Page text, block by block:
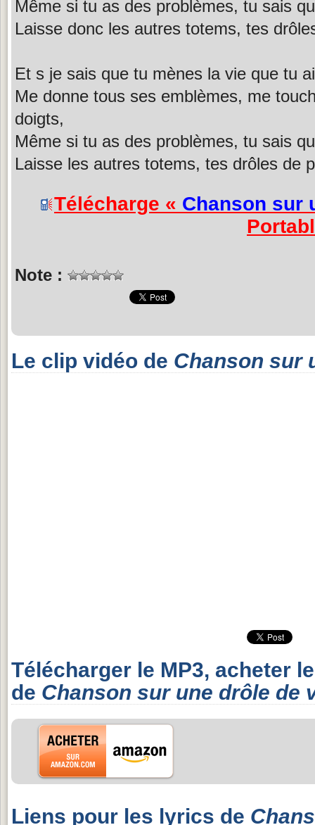
Même si tu as des problèmes, tu sais
Laisse donc les autres totems, tes
Et s je sais que tu mènes la vie que tu
Me donne tous ses emblèmes, me
doigts,
Même si tu as des problèmes, tu sais
Laisse les autres totems, tes drôles de
Télécharge « Chanson sur
Note :
Le clip vidéo de Chanson sur
Télécharger le MP3, acheter
de Chanson sur une drôle de
Liens pour les lyrics de